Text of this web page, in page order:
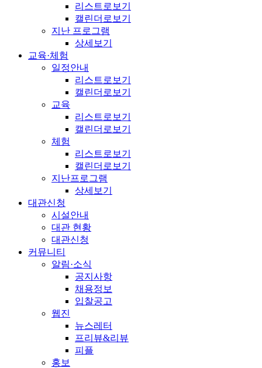
리스트로보기
캘린더로보기
지난 프로그램
상세보기
교육·체험
일정안내
리스트로보기
캘린더로보기
교육
리스트로보기
캘린더로보기
체험
리스트로보기
캘린더로보기
지난프로그램
상세보기
대관신청
시설안내
대관 현황
대관신청
커뮤니티
알림·소식
공지사항
채용정보
입찰공고
웹진
뉴스레터
프리뷰&리뷰
피플
홍보